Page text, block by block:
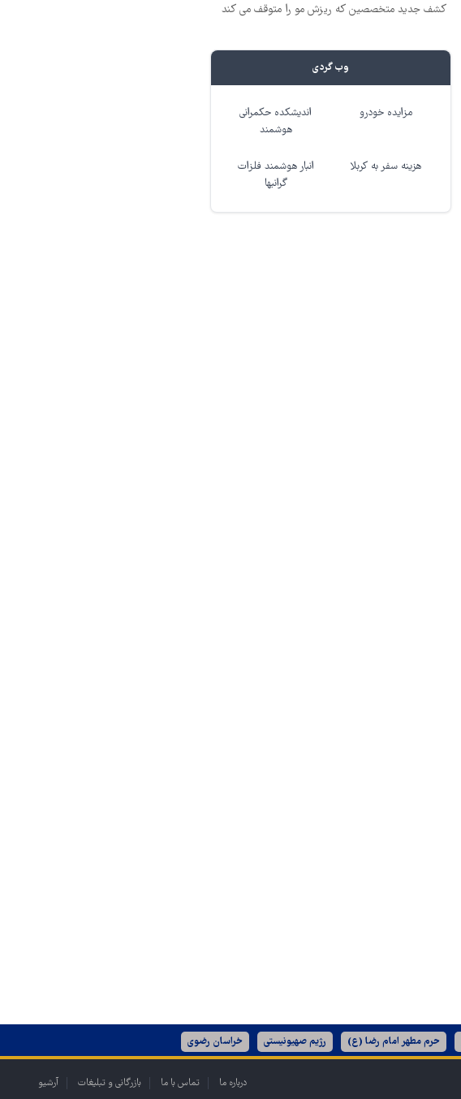
کشف جدید متخصصین که ریزش مو را متوقف می کند
وب گردی
مزایده خودرو
اندیشکده حکمرانی
هوشمند
هزینه سفر به کربلا
انبار هوشمند فلزات
گرانبها
حرم مطهر امام رضا (ع) رژیم صهیونیستی خراسان رضوی
درباره ما تماس با ما بازرگانی و تبلیغات آرشیو